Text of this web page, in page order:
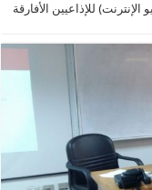
للإذاعيين الأفارقة